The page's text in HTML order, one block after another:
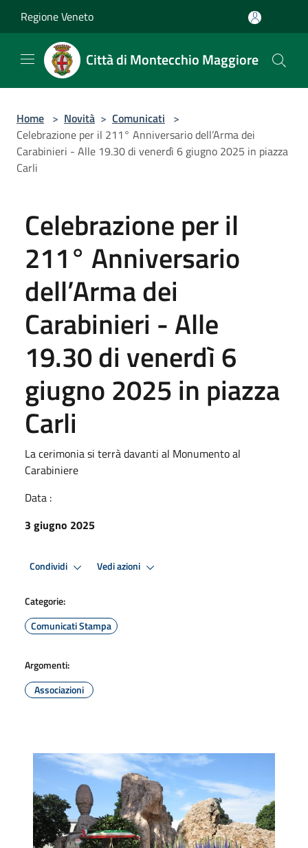
Regione Veneto
Città di Montecchio Maggiore
Home > Novità > Comunicati >
Celebrazione per il 211° Anniversario dell’Arma dei
Carabinieri - Alle 19.30 di venerdì 6 giugno 2025 in piazza
Carli
Celebrazione per il
211° Anniversario
dell’Arma dei
Carabinieri - Alle
19.30 di venerdì 6
giugno 2025 in piazza
Carli
La cerimonia si terrà davanti al Monumento al
Carabiniere
Data :
3 giugno 2025
Condividi Vedi azioni
Categorie:
Comunicati Stampa
Argomenti:
Associazioni